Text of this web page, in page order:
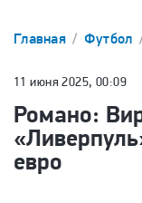
Главная Футбол
11 июня 2025, 00:09
Романо:
евро